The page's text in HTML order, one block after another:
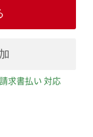
求書払い 対応